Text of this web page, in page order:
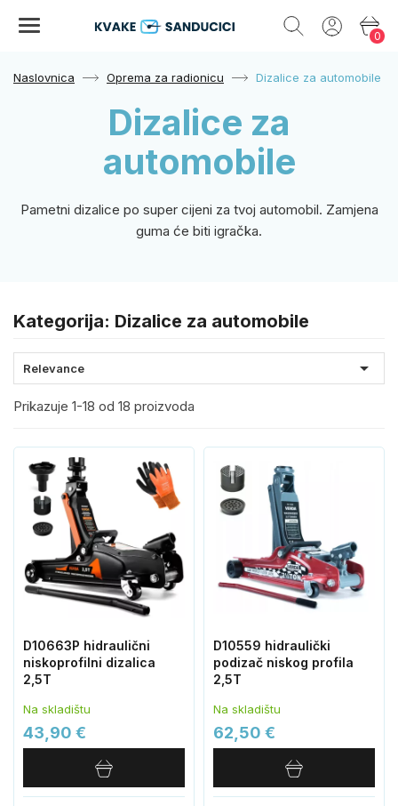
0
Naslovnica Oprema za radionicu Dizalice za automobile
Dizalice za
automobile
Pametni dizalice po super cijeni za tvoj automobil. Zamjena
guma će biti igračka.
Kategorija: Dizalice za automobile
Relevance 
Prikazuje 1-18 od 18 proizvoda
D10663P hidraulični
niskoprofilni dizalica
2,5T
Na skladištu
43,90 €
D10559 hidraulički
podizač niskog profila
2,5T
Na skladištu
62,50 €